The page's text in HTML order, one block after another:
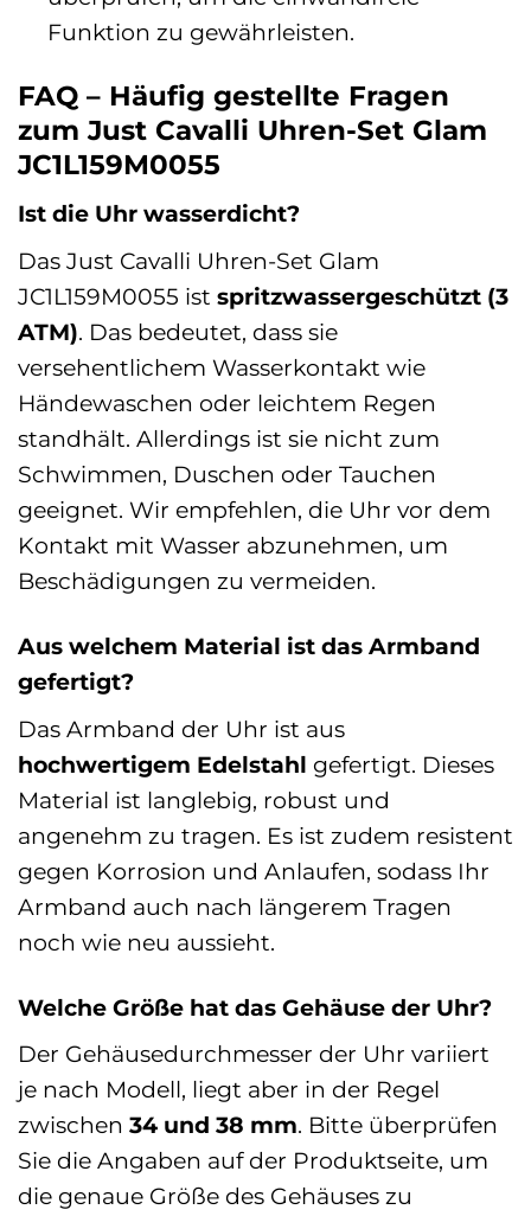
Funktion zu gewährleisten.
FAQ – Häufig gestellte Fragen
zum Just Cavalli Uhren-Set Glam
JC1L159M0055
Ist die Uhr wasserdicht?
Das Just Cavalli Uhren-Set Glam
JC1L159M0055 ist spritzwassergeschützt (3
ATM). Das bedeutet, dass sie
versehentlichem Wasserkontakt wie
Händewaschen oder leichtem Regen
standhält. Allerdings ist sie nicht zum
Schwimmen, Duschen oder Tauchen
geeignet. Wir empfehlen, die Uhr vor dem
Kontakt mit Wasser abzunehmen, um
Beschädigungen zu vermeiden.
Aus welchem Material ist das Armband
gefertigt?
Das Armband der Uhr ist aus
hochwertigem Edelstahl gefertigt. Dieses
Material ist langlebig, robust und
angenehm zu tragen. Es ist zudem resistent
gegen Korrosion und Anlaufen, sodass Ihr
Armband auch nach längerem Tragen
noch wie neu aussieht.
Welche Größe hat das Gehäuse der Uhr?
Der Gehäusedurchmesser der Uhr variiert
je nach Modell, liegt aber in der Regel
zwischen 34 und 38 mm. Bitte überprüfen
Sie die Angaben auf der Produktseite, um
die genaue Größe des Gehäuses zu